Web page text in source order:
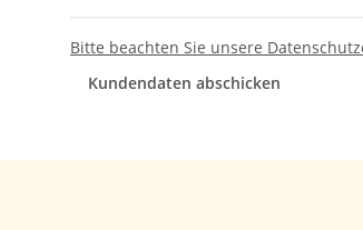
Bitte beachten Sie unsere
Kundendaten abschicken